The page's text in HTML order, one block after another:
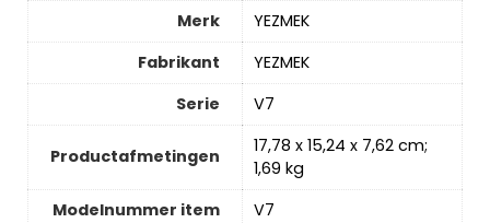
Merk
‎YEZMEK
Fabrikant
‎YEZMEK
Serie
‎V7
Productafmetingen
‎17,78 x 15,24 x 7,62 cm;
1,69 kg
Modelnummer item
‎V7